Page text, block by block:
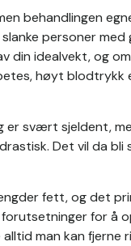
behandlingen
personer med
din idealvekt, og
høyt
svært sjeldent,
Det vil da
fett, og det
for å
man kan fjerne